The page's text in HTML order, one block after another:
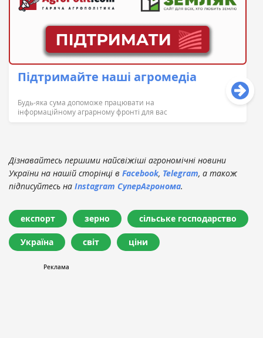
Підтримайте наші агромедіа
Будь-яка сума допоможе працювати на
інформаційному аграрному фронті для вас
Дізнавайтесь першими найсвіжіші агрономічні новини
України на нашій сторінці в Facebook, Telegram, а також
підписуйтесь на Instagram СуперАгронома.
експорт зерно сільське господарство
Україна світ ціни